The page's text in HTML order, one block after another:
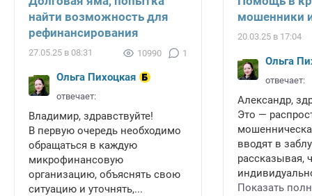
найти возможность для
рефинансирования
27.05.25 в 08:31 10990 1
Ольга Пихоцкая
отвечает:
Владимир, здравствуйте!
В первую очередь необходимо
обращаться в каждую
микрофинансовую
организацию, объяснять свою
ситуацию и уточнять,...
мошенники
20.03.25 в 17:04
Ольга
отвечает:
Александр,
Это —
вводят в
рассказывая,
Показать